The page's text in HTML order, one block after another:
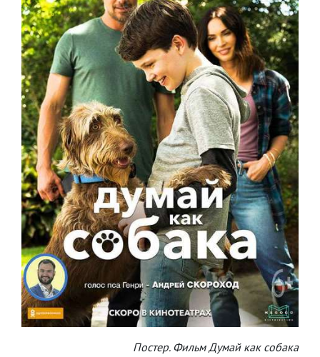
Постер. Фильм Думай как собака